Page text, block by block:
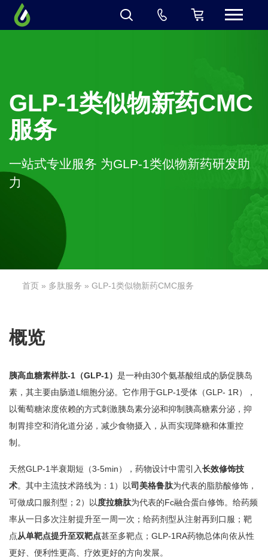
GLP-1类似物新药CMC
服务
一站式专业服务 为GLP-1类似物新药研发助
力
首页 » 多肽服务 » GLP-1类似物新药CMC服务
概览
胰高血糖素样肽-1（GLP-1） 是一种由30个氨基酸组成的肠促胰岛
素，其主要由肠道L细胞分泌。它作用于GLP-1受体（GLP- 1R），
以葡萄糖浓度依赖的方式刺激胰岛素分泌和抑制胰高糖素分泌，抑
制胃排空和消化道分泌，减少食物摄入，从而实现降糖和体重控
制。
天然GLP-1半衰期短（3-5min），药物设计中需引入长效修饰技
术。其中主流技术路线为：1）以司美格鲁肽为代表的脂肪酸修饰，
可做成口服剂型；2）以度拉糖肽为代表的Fc融合蛋白修饰。给药频
率从一日多次注射提升至一周一次；给药剂型从注射再到口服；靶
点从单靶点提升至双靶点甚至多靶点；GLP-1RA药物总体向依从性
更好、便利性更高、疗效更好的方向发展。